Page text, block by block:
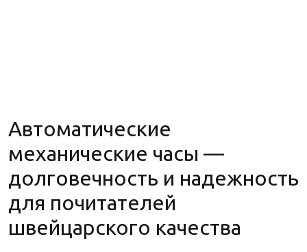
Автоматические
механические часы —
долговечность и надежность
для почитателей
швейцарского качества